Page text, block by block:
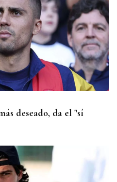
deseado, da el "sí